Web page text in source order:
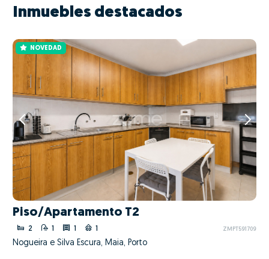
Inmuebles destacados
NOVEDAD
Piso/Apartamento T2
2 1 1 1 ZMPT591709
Nogueira e Silva Escura, Maia, Porto